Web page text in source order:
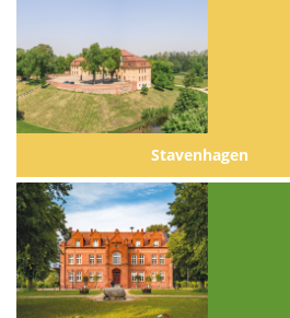
Stavenhagen